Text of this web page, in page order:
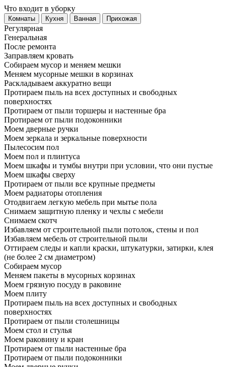
Что входит в уборку
Регу­лярная
Гене­ральная
После ремонта
Заправляем кровать
Собираем мусор и меняем мешки
Меняем мусорные мешки в корзинах
Раскладываем аккуратно вещи
Протираем пыль на всех доступных и свободных
поверхностях
Протираем от пыли торшеры и настенные бра
Протираем от пыли подоконники
Моем дверные ручки
Моем зеркала и зеркальные поверхности
Пылесосим пол
Моем пол и плинтуса
Моем шкафы и тумбы внутри при условии, что они пустые
Моем шкафы сверху
Протираем от пыли все крупные предметы
Моем радиаторы отопления
Отодвигаем легкую мебель при мытье пола
Снимаем защитную пленку и чехлы с мебели
Снимаем скотч
Избавляем от строительной пыли потолок, стены и пол
Избавляем мебель от строительной пыли
Оттираем следы и капли краски, штукатурки, затирки, клея
(не более 2 см диаметром)
Собираем мусор
Меняем пакеты в мусорных корзинах
Моем грязную посуду в раковине
Моем плиту
Протираем пыль на всех доступных и свободных
поверхностях
Протираем от пыли столешницы
Моем стол и стулья
Моем раковину и кран
Протираем от пыли настенные бра
Протираем от пыли подоконники